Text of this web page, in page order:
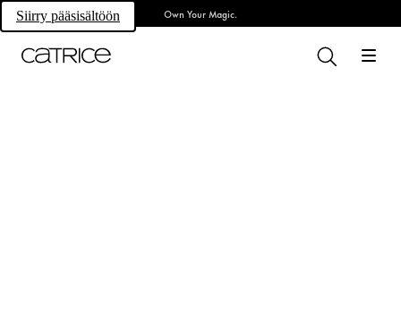
Siirry pääsisältöön Own Your Magic.